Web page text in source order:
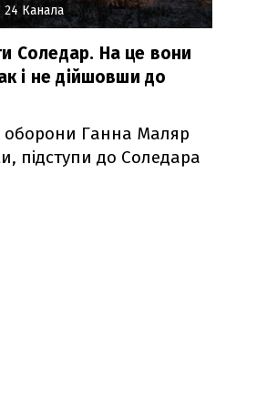
Канала
Соледар. На це вони
і не дійшовши до
оборони Ганна Маляр
підступи до Соледара